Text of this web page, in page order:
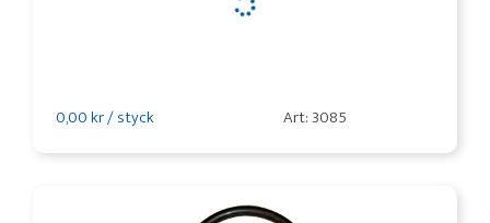
0,00 kr / styck Art: 3085